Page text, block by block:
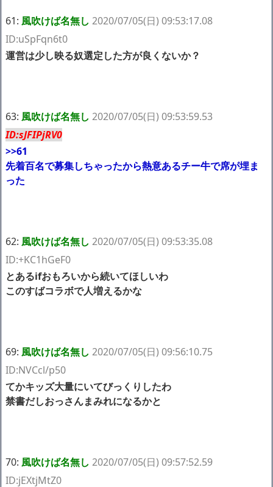
61: 風吹けば名無し 2020/07/05(日) 09:53:17.08
ID:uSpFqn6t0
運営は少し映る奴選定した方が良くないか？
63: 風吹けば名無し 2020/07/05(日) 09:53:59.53
ID:sJFIPjRV0
>>61
先着百名で募集しちゃったから熱意あるチー牛で席が埋ま
った
62: 風吹けば名無し 2020/07/05(日) 09:53:35.08
ID:+KC1hGeF0
とあるifおもろいから続いてほしいわ
このすばコラボで人増えるかな
69: 風吹けば名無し 2020/07/05(日) 09:56:10.75
ID:NVCcl/p50
てかキッズ大量にいてびっくりしたわ
禁書だしおっさんまみれになるかと
70: 風吹けば名無し 2020/07/05(日) 09:57:52.59
ID:jEXtjMtZ0